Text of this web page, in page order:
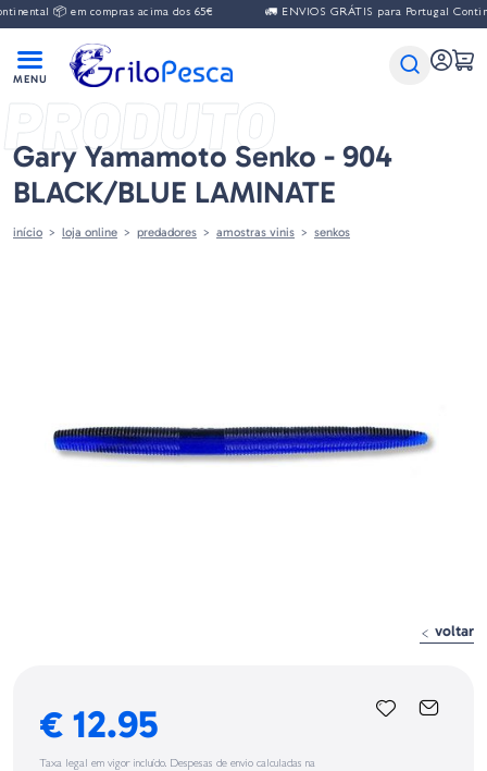
📦 em compras acima dos 65€ 🚛 ENVIOS GRÁTIS para Portugal
PRODUTO
Gary Yamamoto Senko - 904
BLACK/BLUE LAMINATE
início loja online predadores amostras vinis senkos
voltar
€ 12.95
Taxa legal em vigor incluído. Despesas de envio calculadas na